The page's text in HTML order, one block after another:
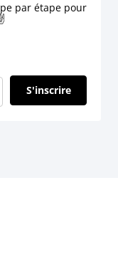
par étape pour
S'inscrire